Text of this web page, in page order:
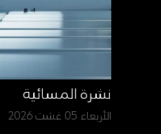
نشرة المسائية
الأربعاء 05 غشت 2026